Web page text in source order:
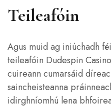
Teileafóin
Agus muid ag iniúchadh
teileafóin Dudespin
cuireann cumarsáid
saincheisteanna
idirghníomhú lena